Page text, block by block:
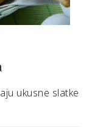
ukusne slatke